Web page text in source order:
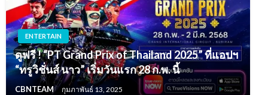
ENTERTAIN
ดูฟรี ! “PT Grand Prix of Thailand 2025” ที่แอปฯ
“ทรูวิชั่นส์ นาว” เริ่มวันแรก 28 ก.พ. นี้
CBNTEAM กุมภาพันธ์ 13, 2025